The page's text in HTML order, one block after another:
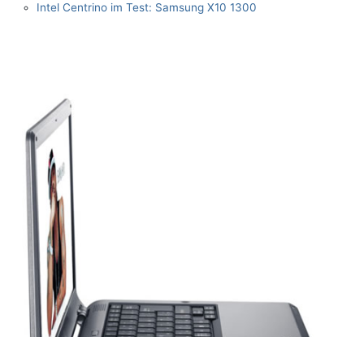
Intel Centrino im Test: Samsung X10 1300